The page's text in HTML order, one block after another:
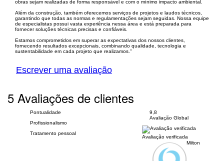
obras sejam realizadas de forma responsável e com o mínimo impacto ambiental.
Além da construção, também oferecemos serviços de projetos e laudos técnicos,
garantindo que todas as normas e regulamentações sejam seguidas. Nossa equipe
de especialistas possui vasta experiência nessa área e está preparada para
fornecer soluções técnicas precisas e confiáveis.
Estamos comprometidos em superar as expectativas dos nossos clientes,
fornecendo resultados excepcionais, combinando qualidade, tecnologia e
sustentabilidade em cada projeto que realizamos."
Escrever uma avaliação
5 Avaliações de clientes
Pontualidade
Profissionalismo
Tratamento pessoal
9,8
Avaliação Global
Avaliação verificada
Milton